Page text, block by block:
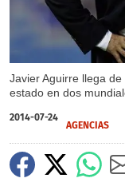
Javier Aguirre llega
estado en dos
2014-07-24
AGENCIAS